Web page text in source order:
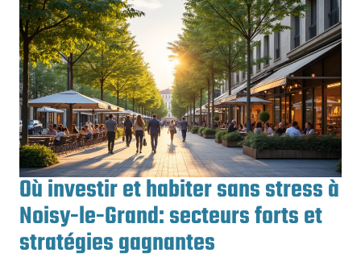
Où investir et habiter sans stress à
Noisy-le-Grand: secteurs forts et
stratégies gagnantes